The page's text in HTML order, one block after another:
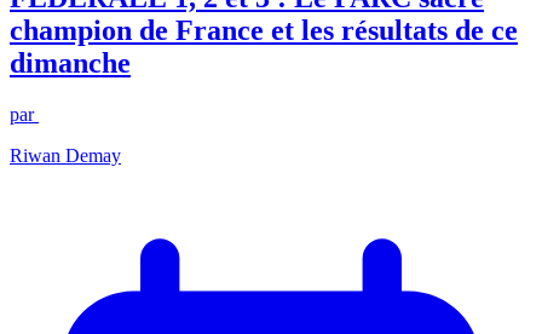
champion de France et les résultats de ce
dimanche
par
Riwan Demay